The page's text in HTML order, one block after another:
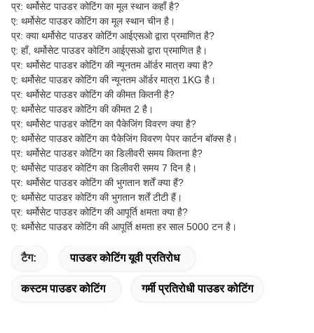
प्र: थर्मोसेट पाउडर कोटिंग का मूल स्थान कहाँ है?
ए: थर्मोसेट पाउडर कोटिंग का मूल स्थान चीन है।
प्र: क्या थर्मोसेट पाउडर कोटिंग आईएसओ द्वारा प्रमाणित है?
ए: हाँ, थर्मोसेट पाउडर कोटिंग आईएसओ द्वारा प्रमाणित है।
प्र: थर्मोसेट पाउडर कोटिंग की न्यूनतम ऑर्डर मात्रा क्या है?
ए: थर्मोसेट पाउडर कोटिंग की न्यूनतम ऑर्डर मात्रा 1KG है।
प्र: थर्मोसेट पाउडर कोटिंग की कीमत कितनी है?
ए: थर्मोसेट पाउडर कोटिंग की कीमत 2 है।
प्र: थर्मोसेट पाउडर कोटिंग का पैकेजिंग विवरण क्या है?
ए: थर्मोसेट पाउडर कोटिंग का पैकेजिंग विवरण पेपर कार्टन बॉक्स है।
प्र: थर्मोसेट पाउडर कोटिंग का डिलीवरी समय कितना है?
ए: थर्मोसेट पाउडर कोटिंग का डिलीवरी समय 7 दिन है।
प्र: थर्मोसेट पाउडर कोटिंग की भुगतान शर्तें क्या हैं?
ए: थर्मोसेट पाउडर कोटिंग की भुगतान शर्तें टीटी हैं।
प्र: थर्मोसेट पाउडर कोटिंग की आपूर्ति क्षमता क्या है?
ए: थर्मोसेट पाउडर कोटिंग की आपूर्ति क्षमता हर साल 5000 टन है।
टैग: पाउडर कोटिंग यूवी प्रतिरोध
कस्टम पाउडर कोटिंग गर्मी प्रतिरोधी पाउडर कोटिंग